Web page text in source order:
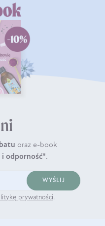
oraz e-book
i odporność".
WYŚLIJ
prywatności.